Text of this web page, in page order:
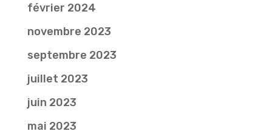
février 2024
novembre 2023
septembre 2023
juillet 2023
juin 2023
mai 2023